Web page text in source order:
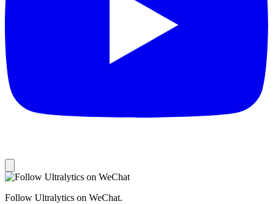
Follow Ultralytics on WeChat.